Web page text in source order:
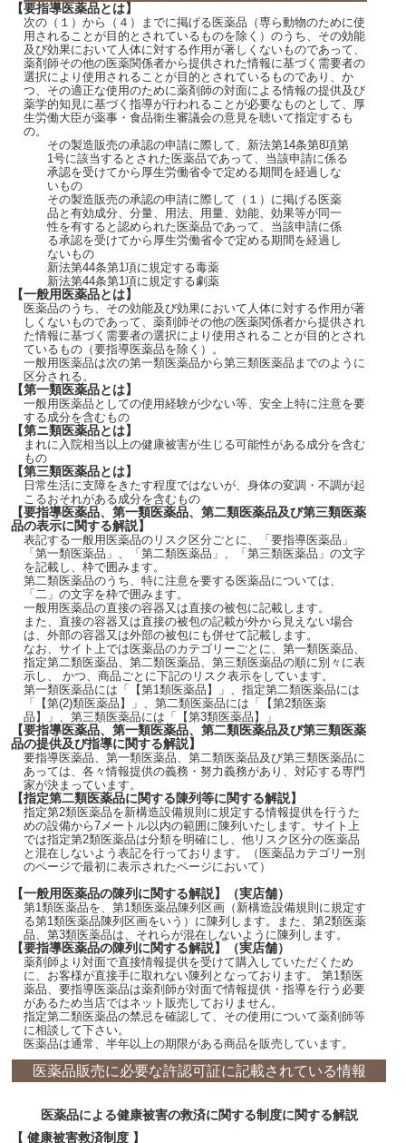
【要指導医薬品とは】
次の（１）から（４）までに掲げる医薬品（専ら動物のために使
用されることが目的とされているものを除く）のうち、その効能
及び効果において人体に対する作用が著しくないものであって、
薬剤師その他の医薬関係者から提供された情報に基づく需要者の
選択により使用されることが目的とされているものであり、か
つ、その適正な使用のために薬剤師の対面による情報の提供及び
薬学的知見に基づく指導が行われることが必要なものとして、厚
生労働大臣が薬事・食品衛生審議会の意見を聴いて指定するも
の。
その製造販売の承認の申請に際して、新法第14条第8項第
1号に該当するとされた医薬品であって、当該申請に係る
承認を受けてから厚生労働省令で定める期間を経過しな
いもの
その製造販売の承認の申請に際して（１）に掲げる医薬
品と有効成分、分量、用法、用量、効能、効果等が同一
性を有すると認められた医薬品であって、当該申請に係
る承認を受けてから厚生労働省令で定める期間を経過し
ないもの
新法第44条第1項に規定する毒薬
新法第44条第1項に規定する劇薬
【一般用医薬品とは】
医薬品のうち、その効能及び効果において人体に対する作用が著
しくないものであって、薬剤師その他の医薬関係者から提供され
た情報に基づく需要者の選択により使用されることが目的とされ
ているもの（要指導医薬品を除く）。
一般用医薬品は次の第一類医薬品から第三類医薬品までのように
区分される。
【第一類医薬品とは】
一般用医薬品としての使用経験が少ない等、安全上特に注意を要
する成分を含むもの
【第ニ類医薬品とは】
まれに入院相当以上の健康被害が生じる可能性がある成分を含む
もの
【第三類医薬品とは】
日常生活に支障をきたす程度ではないが、身体の変調・不調が起
こるおそれがある成分を含むもの
【要指導医薬品、第一類医薬品、第二類医薬品及び第三類医薬
品の表示に関する解説】
表記する一般用医薬品のリスク区分ごとに、「要指導医薬品」
「第一類医薬品」、「第二類医薬品」、「第三類医薬品」の文字
を記載し、枠で囲みます。
第二類医薬品のうち、特に注意を要する医薬品については、
「二」の文字を枠で囲みます。
一般用医薬品の直接の容器又は直接の被包に記載します。
また、直接の容器又は直接の被包の記載が外から見えない場合
は、外部の容器又は外部の被包にも併せて記載します。
なお、サイト上では医薬品のカテゴリーごとに、第一類医薬品、
指定第二類医薬品、第二類医薬品、第三類医薬品の順に別々に表
示し、 かつ、商品ごとに下記のリスク表示をしています。
第一類医薬品には「【第1類医薬品】」、指定第二類医薬品には
「【第(2)類医薬品】」、第二類医薬品には「【第2類医薬
品】」、第三類医薬品には「【第3類医薬品】」
【要指導医薬品、第一類医薬品、第二類医薬品及び第三類医薬
品の提供及び指導に関する解説】
要指導医薬品、第一類医薬品、第二類医薬品及び第三類医薬品に
あっては、各々情報提供の義務・努力義務があり、対応する専門
家が決まっています。
【指定第二類医薬品に関する陳列等に関する解説】
指定第2類医薬品を新構造設備規則に規定する情報提供を行うた
めの設備から7メートル以内の範囲に陳列いたします。サイト上
では指定第2類医薬品は分類を明確にし、他リスク区分の医薬品
と混在しないよう表記を行っております。（医薬品カテゴリー別
のページで最初に表示されたページにおいて）
【一般用医薬品の陳列に関する解説】（実店舗）
第1類医薬品を、第1類医薬品陳列区画（新構造設備規則に規定す
る第1類医薬品陳列区画をいう）に陳列します。また、第2類医薬
品、第3類医薬品は、それらが混在しないように陳列します。
【要指導医薬品の陳列に関する解説】（実店舗）
薬剤師より対面で直接情報提供を受けて購入していただくため
に、お客様が直接手に取れない陳列となっております。 第1類医
薬品、要指導医薬品は薬剤師が対面で情報提供・指導を行う必要
があるため当店ではネット販売しておりません。
指定第二類医薬品の禁忌を確認して、その使用について薬剤師等
に相談して下さい。
医薬品は通常、半年以上の期限がある商品を販売しています。
医薬品販売に必要な許認可証に記載されている情報
医薬品による健康被害の救済に関する制度に関する解説
【 健康被害救済制度 】